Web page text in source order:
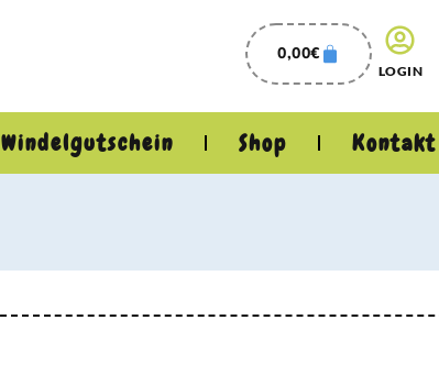
0,00€
LOGIN
Windelgutschein Shop Kontakt